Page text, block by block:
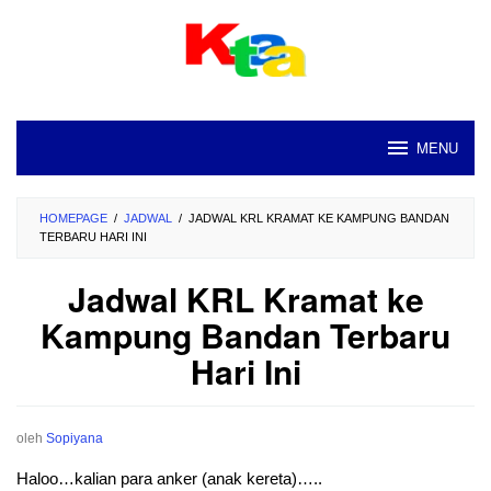
MENU
HOMEPAGE / JADWAL / JADWAL KRL KRAMAT KE KAMPUNG BANDAN
TERBARU HARI INI
Jadwal KRL Kramat ke
Kampung Bandan Terbaru
Hari Ini
oleh Sopiyana
Haloo…kalian para anker (anak kereta)…..